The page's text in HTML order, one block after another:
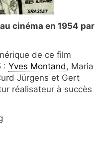
cinéma en 1954 par
de ce film
: Yves Montand , Maria
Jürgens et Gert
réalisateur à succès